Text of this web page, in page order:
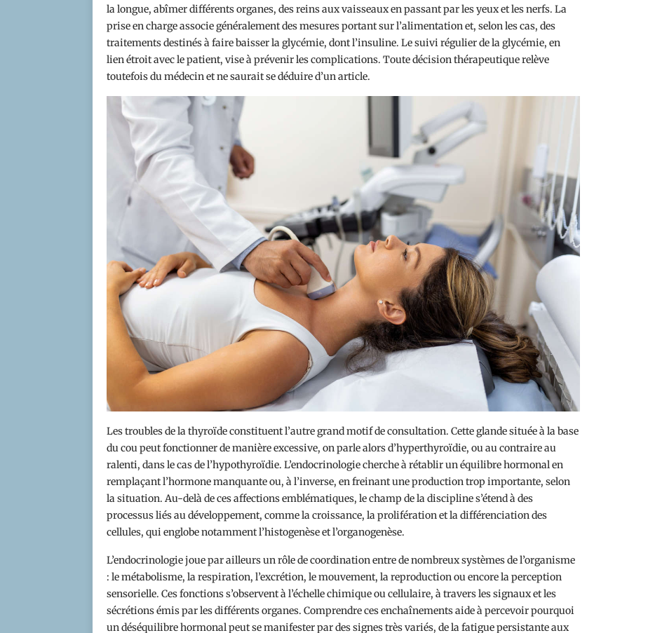
la longue, abîmer différents organes, des reins aux vaisseaux en passant par les yeux et les nerfs. La
prise en charge associe généralement des mesures portant sur l’alimentation et, selon les cas, des
traitements destinés à faire baisser la glycémie, dont l’insuline. Le suivi régulier de la glycémie, en
lien étroit avec le patient, vise à prévenir les complications. Toute décision thérapeutique relève
toutefois du médecin et ne saurait se déduire d’un article.
Les troubles de la thyroïde constituent l’autre grand motif de consultation. Cette glande située à la base
du cou peut fonctionner de manière excessive, on parle alors d’hyperthyroïdie, ou au contraire au
ralenti, dans le cas de l’hypothyroïdie. L’endocrinologie cherche à rétablir un équilibre hormonal en
remplaçant l’hormone manquante ou, à l’inverse, en freinant une production trop importante, selon
la situation. Au-delà de ces affections emblématiques, le champ de la discipline s’étend à des
processus liés au développement, comme la croissance, la prolifération et la différenciation des
cellules, qui englobe notamment l’histogenèse et l’organogenèse.
L’endocrinologie joue par ailleurs un rôle de coordination entre de nombreux systèmes de l’organisme
: le métabolisme, la respiration, l’excrétion, le mouvement, la reproduction ou encore la perception
sensorielle. Ces fonctions s’observent à l’échelle chimique ou cellulaire, à travers les signaux et les
sécrétions émis par les différents organes. Comprendre ces enchaînements aide à percevoir pourquoi
un déséquilibre hormonal peut se manifester par des signes très variés, de la fatigue persistante aux